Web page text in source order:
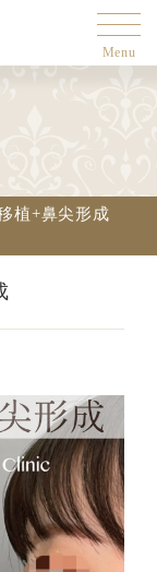
Menu
植+鼻尖形成